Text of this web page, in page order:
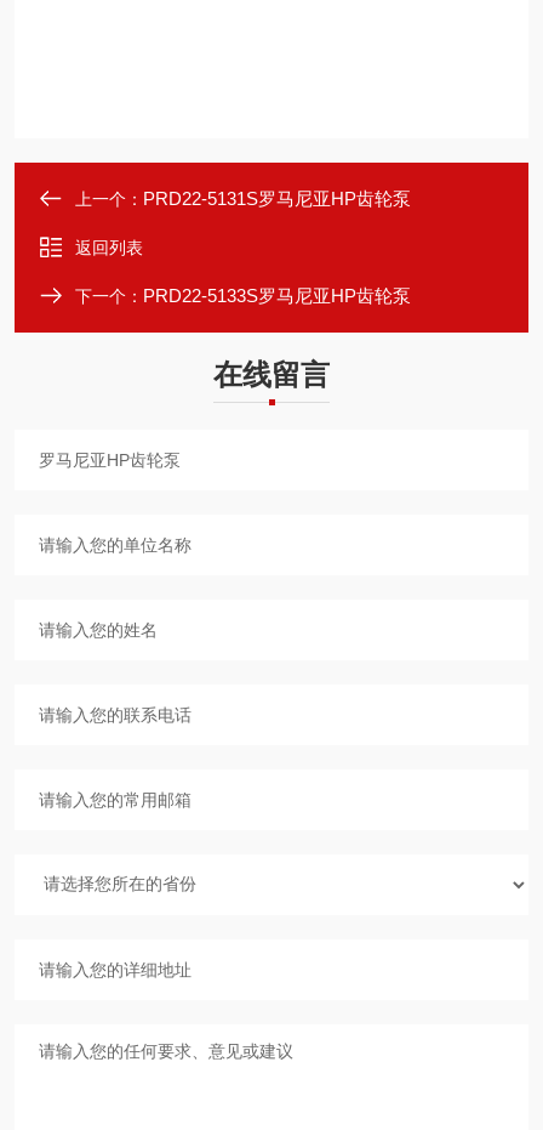
上一个： PRD22-5131S罗马尼亚HP齿轮泵
返回列表
下一个： PRD22-5133S罗马尼亚HP齿轮泵
在线留言